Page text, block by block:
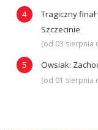
Tragiczny
Szczecinie
(od 03 sierpnia
Owsiak:
(od 01 sierpnia